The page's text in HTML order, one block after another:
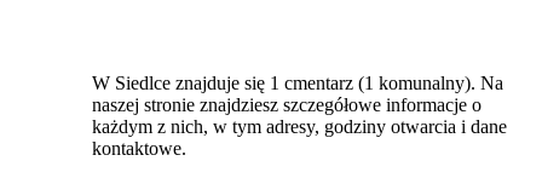
W Siedlce znajduje się 1 cmentarz (1 komunalny). Na
naszej stronie znajdziesz szczegółowe informacje o
każdym z nich, w tym adresy, godziny otwarcia i dane
kontaktowe.